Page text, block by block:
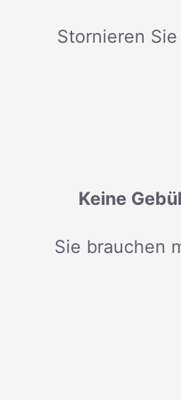
Stornieren
Keine
Sie brauchen